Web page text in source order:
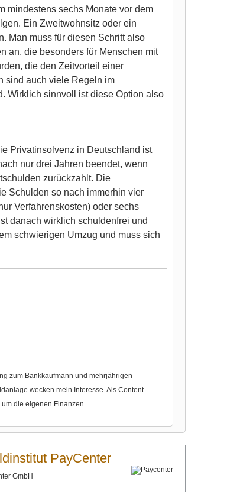
mindestens sechs Monate vor dem
Ein Zweitwohnsitz oder ein
Man muss für diesen Schritt also
an, die besonders für Menschen mit
die den Zeitvorteil einer
sind auch viele Regeln im
Wirklich sinnvoll ist diese Option also
Privatinsolvenz in Deutschland ist
nur drei Jahren beendet, wenn
zurückzahlt. Die
Schulden so nach immerhin vier
Verfahrenskosten) oder sechs
danach wirklich schuldenfrei und
schwierigen Umzug und muss sich
zum Bankkaufmann und mehrjährigen
wecken mein Interesse. Als Content
die eigenen Finanzen.
PayCenter
GmbH